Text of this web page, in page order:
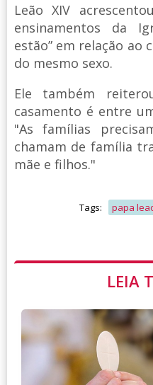
Leão XIV
ensinamentos da
estão” em relação ao
do mesmo sexo.
Ele também
casamento é entre
"As famílias
chamam de família
mãe e filhos."
Tags: papa
LEIA